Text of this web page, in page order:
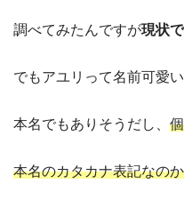
調べてみたんですが現状
でもアユリって名前可愛い
本名でもありそうだし、
本名のカタカナ表記なの